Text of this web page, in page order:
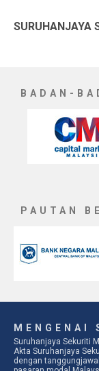
SURUHANJAYA
BADAN-
PAUTAN
MENGENAI
Suruhanjaya Sekuriti
Akta Suruhanjaya
dengan